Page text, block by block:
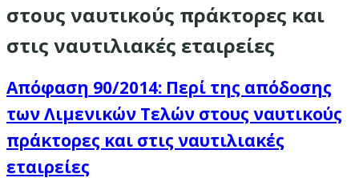
στους ναυτικούς πράκτορες και
στις ναυτιλιακές εταιρείες
Απόφαση 90/2014: Περί της απόδοσης
των Λιμενικών Τελών στους ναυτικούς
πράκτορες και στις ναυτιλιακές
εταιρείες